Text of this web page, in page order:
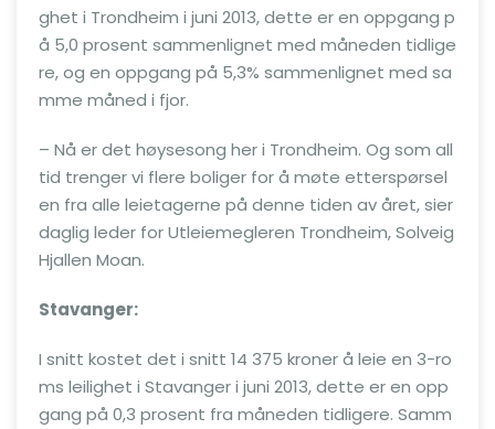
ghet i Trondheim i juni 2013, dette er en oppgang p
å 5,0 prosent sammenlignet med måneden tidlige
re, og en oppgang på 5,3% sammenlignet med sa
mme måned i fjor.
– Nå er det høysesong her i Trondheim. Og som all
tid trenger vi flere boliger for å møte etterspørsel
en fra alle leietagerne på denne tiden av året, sier
daglig leder for Utleiemegleren Trondheim, Solveig
Hjallen Moan.
Stavanger:
I snitt kostet det i snitt 14 375 kroner å leie en 3-ro
ms leilighet i Stavanger i juni 2013, dette er en opp
gang på 0,3 prosent fra måneden tidligere. Samm